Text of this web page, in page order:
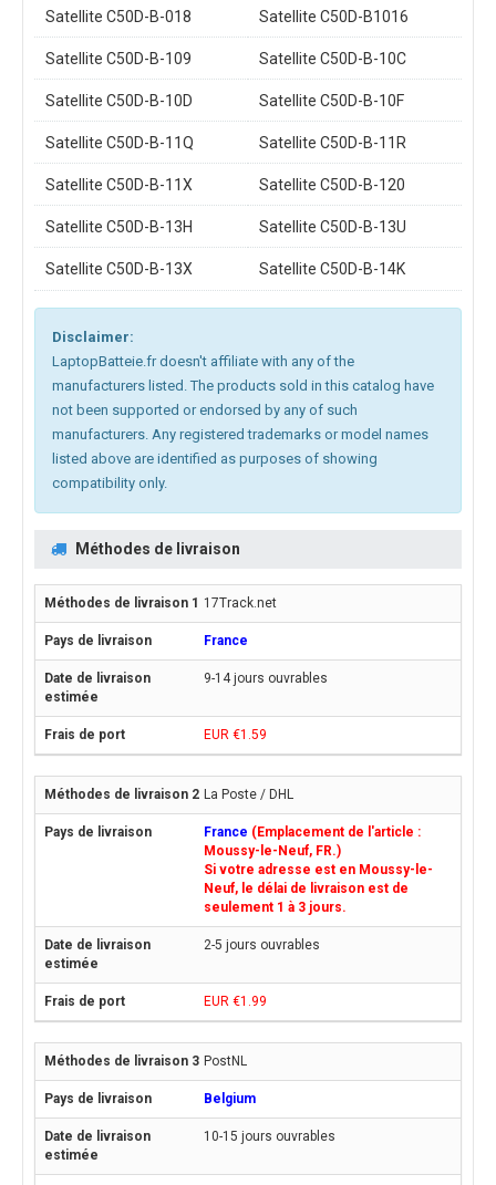
Satellite C50D-B-018 Satellite C50D-B1016
Satellite C50D-B-109 Satellite C50D-B-10C
Satellite C50D-B-10D Satellite C50D-B-10F
Satellite C50D-B-11Q Satellite C50D-B-11R
Satellite C50D-B-11X Satellite C50D-B-120
Satellite C50D-B-13H Satellite C50D-B-13U
Satellite C50D-B-13X Satellite C50D-B-14K
Disclaimer:
LaptopBatteie.fr doesn't affiliate with any of the
manufacturers listed. The products sold in this catalog have
not been supported or endorsed by any of such
manufacturers. Any registered trademarks or model names
listed above are identified as purposes of showing
compatibility only.
Méthodes de livraison
17Track.net
France
9-14 jours ouvrables
EUR €1.59
La Poste / DHL
France (Emplacement de l'article :
Moussy-le-Neuf, FR.)
Si votre adresse est en Moussy-le-
Neuf, le délai de livraison est de
seulement 1 à 3 jours.
2-5 jours ouvrables
EUR €1.99
PostNL
Belgium
10-15 jours ouvrables